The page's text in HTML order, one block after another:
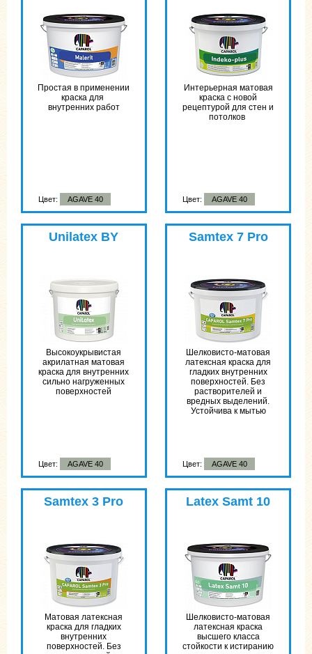
Простая в применении
краска для
внутренних работ
Цвет: AGAVE 40
Интерьерная матовая
краска с новой
рецептурой для стен и
потолков
Цвет: AGAVE 40
Unilatex BY
Высоко­укрывистая
акрилатная матовая
краска для внутренних
сильно нагруженных
поверхностей
Цвет: AGAVE 40
Samtex 7 Pro
Шелковисто-матовая
латексная краска для
гладких внутренних
поверхностей. Без
растворителей и
вредных выделений.
Устойчива к мытью
Цвет: AGAVE 40
Samtex 3 Pro
Матовая латексная
краска для гладких
внутренних
поверхностей. Без
Latex Samt 10
Шелковисто-матовая
латексная краска
высшего класса
стойкости к истиранию